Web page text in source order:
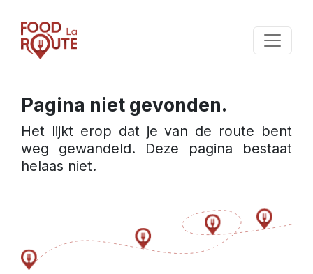
Pagina niet gevonden.
Het lijkt erop dat je van de route bent
weg gewandeld. Deze pagina bestaat
helaas niet.